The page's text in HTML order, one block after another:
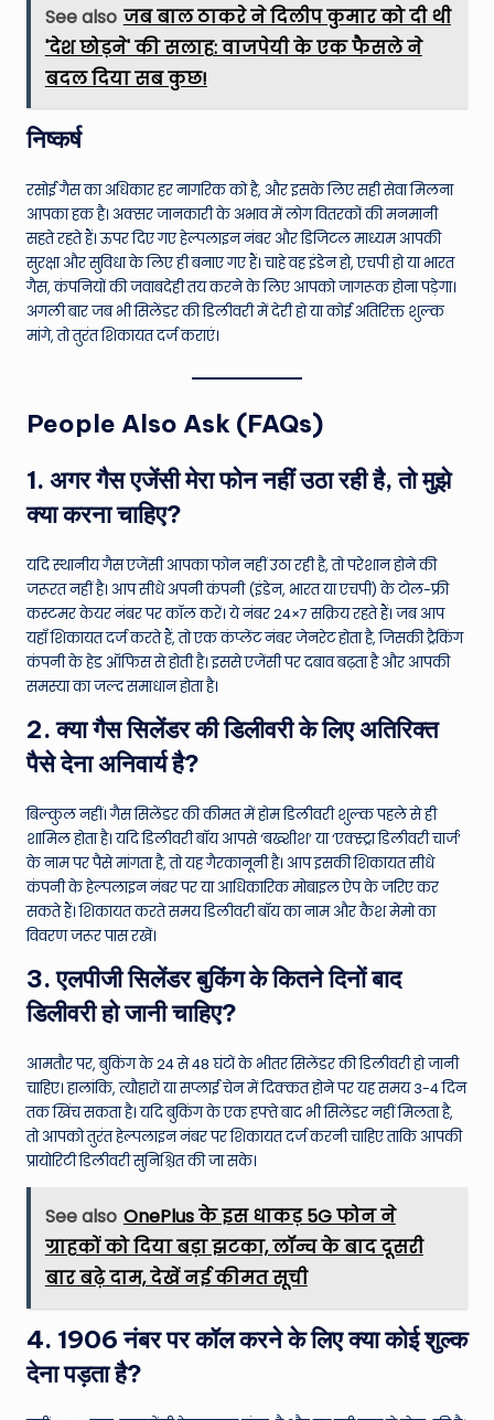
See also जब बाल ठाकरे ने दिलीप कुमार को दी थी
'देश छोड़ने' की सलाह: वाजपेयी के एक फैसले ने
बदल दिया सब कुछ!
निष्कर्ष
रसोई गैस का अधिकार हर नागरिक को है, और इसके लिए सही सेवा मिलना
आपका हक है। अक्सर जानकारी के अभाव में लोग वितरकों की मनमानी
सहते रहते हैं। ऊपर दिए गए हेल्पलाइन नंबर और डिजिटल माध्यम आपकी
सुरक्षा और सुविधा के लिए ही बनाए गए हैं। चाहे वह इंडेन हो, एचपी हो या भारत
गैस, कंपनियों की जवाबदेही तय करने के लिए आपको जागरूक होना पड़ेगा।
अगली बार जब भी सिलेंडर की डिलीवरी में देरी हो या कोई अतिरिक्त शुल्क
मांगे, तो तुरंत शिकायत दर्ज कराएं।
People Also Ask (FAQs)
1. अगर गैस एजेंसी मेरा फोन नहीं उठा रही है, तो मुझे
क्या करना चाहिए?
यदि स्थानीय गैस एजेंसी आपका फोन नहीं उठा रही है, तो परेशान होने की
जरूरत नहीं है। आप सीधे अपनी कंपनी (इंडेन, भारत या एचपी) के टोल-फ्री
कस्टमर केयर नंबर पर कॉल करें। ये नंबर 24×7 सक्रिय रहते हैं। जब आप
यहाँ शिकायत दर्ज करते हैं, तो एक कंप्लेंट नंबर जेनरेट होता है, जिसकी ट्रैकिंग
कंपनी के हेड ऑफिस से होती है। इससे एजेंसी पर दबाव बढ़ता है और आपकी
समस्या का जल्द समाधान होता है।
2. क्या गैस सिलेंडर की डिलीवरी के लिए अतिरिक्त
पैसे देना अनिवार्य है?
बिल्कुल नहीं। गैस सिलेंडर की कीमत में होम डिलीवरी शुल्क पहले से ही
शामिल होता है। यदि डिलीवरी बॉय आपसे ‘बख्शीश’ या ‘एक्स्ट्रा डिलीवरी चार्ज’
के नाम पर पैसे मांगता है, तो यह गैरकानूनी है। आप इसकी शिकायत सीधे
कंपनी के हेल्पलाइन नंबर पर या आधिकारिक मोबाइल ऐप के जरिए कर
सकते हैं। शिकायत करते समय डिलीवरी बॉय का नाम और कैश मेमो का
विवरण जरूर पास रखें।
3. एलपीजी सिलेंडर बुकिंग के कितने दिनों बाद
डिलीवरी हो जानी चाहिए?
आमतौर पर, बुकिंग के 24 से 48 घंटों के भीतर सिलेंडर की डिलीवरी हो जानी
चाहिए। हालांकि, त्यौहारों या सप्लाई चेन में दिक्कत होने पर यह समय 3-4 दिन
तक खिंच सकता है। यदि बुकिंग के एक हफ्ते बाद भी सिलेंडर नहीं मिलता है,
तो आपको तुरंत हेल्पलाइन नंबर पर शिकायत दर्ज करनी चाहिए ताकि आपकी
प्रायोरिटी डिलीवरी सुनिश्चित की जा सके।
See also OnePlus के इस धाकड़ 5G फोन ने
ग्राहकों को दिया बड़ा झटका, लॉन्च के बाद दूसरी
बार बढ़े दाम, देखें नई कीमत सूची
4. 1906 नंबर पर कॉल करने के लिए क्या कोई शुल्क
देना पड़ता है?